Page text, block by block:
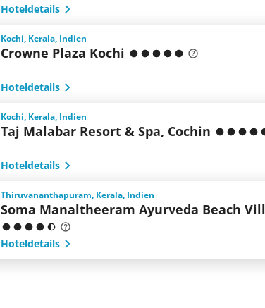
Hoteldetails
Kochi, Kerala, Indien
Crowne Plaza Kochi
Hoteldetails
Kochi, Kerala, Indien
Taj Malabar Resort & Spa, Cochin
Hoteldetails
Thiruvananthapuram, Kerala, Indien
Soma Manaltheeram Ayurveda Beach
Hoteldetails